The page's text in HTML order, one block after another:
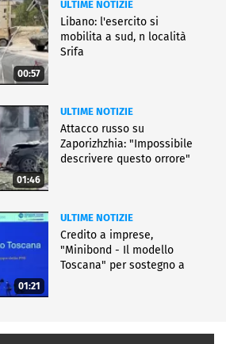
00:57
ULTIME NOTIZIE
Libano: l'esercito si
mobilita a sud, n località
Srifa
01:46
ULTIME NOTIZIE
Attacco russo su
Zaporizhzhia: "Impossibile
descrivere questo orrore"
01:21
ULTIME NOTIZIE
Credito a imprese,
"Minibond - Il modello
Toscana" per sostegno a